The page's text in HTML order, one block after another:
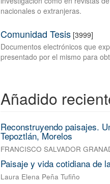
nacionales o extranjeras.
Comunidad Tesis [3999]
Documentos electrónicos que
presentado por el mismo para
Añadido
Reconstruyendo paisajes.
Tepoztlán, Morelos
FRANCISCO SALVADOR
Paisaje y vida cotidiana de
Laura Elena Peña Tufiño